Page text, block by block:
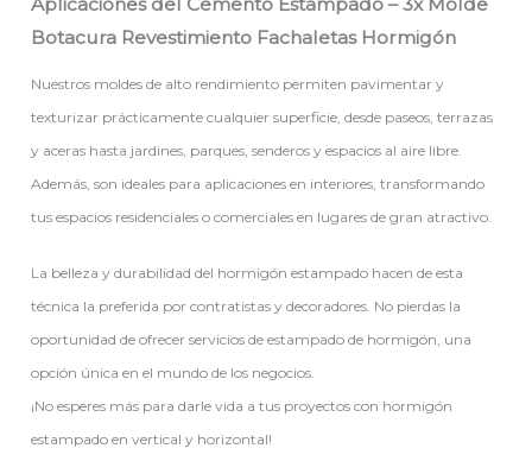
Botacura Revestimiento Fachaletas Hormigón
Nuestros moldes de alto rendimiento permiten pavimentar y
texturizar prácticamente cualquier superficie, desde paseos, terrazas
y aceras hasta jardines, parques, senderos y espacios al aire libre.
Además, son ideales para aplicaciones en interiores, transformando
tus espacios residenciales o comerciales en lugares de gran atractivo.
La belleza y durabilidad del hormigón estampado hacen de esta
técnica la preferida por contratistas y decoradores. No pierdas la
oportunidad de ofrecer servicios de estampado de hormigón, una
opción única en el mundo de los negocios.
¡No esperes más para darle vida a tus proyectos con hormigón
estampado en vertical y horizontal!